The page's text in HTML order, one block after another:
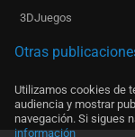
3DJuegos
Otras
Utilizamos cookies de
audiencia y mostrar
navegación. Si sigues
información